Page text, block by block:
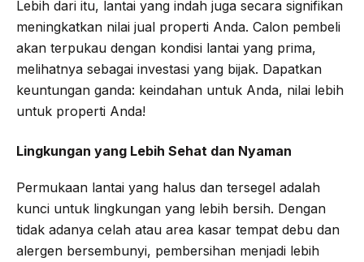
Lebih dari itu, lantai yang indah juga secara signifikan
meningkatkan nilai jual properti Anda. Calon pembeli
akan terpukau dengan kondisi lantai yang prima,
melihatnya sebagai investasi yang bijak. Dapatkan
keuntungan ganda: keindahan untuk Anda, nilai lebih
untuk properti Anda!
Lingkungan yang Lebih Sehat dan Nyaman
Permukaan lantai yang halus dan tersegel adalah
kunci untuk lingkungan yang lebih bersih. Dengan
tidak adanya celah atau area kasar tempat debu dan
alergen bersembunyi, pembersihan menjadi lebih